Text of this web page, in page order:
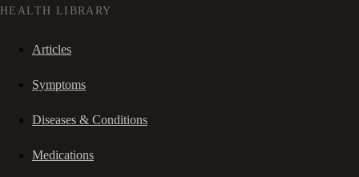
HEALTH LIBRARY
Articles
Symptoms
Diseases & Conditions
Medications